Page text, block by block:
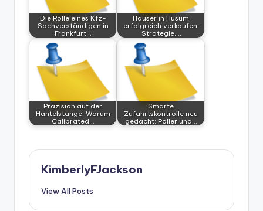
Die Rolle eines Kfz-
Sachverständigen in
Frankfurt…
Häuser in Husum
erfolgreich verkaufen:
Strategie,…
Präzision auf der
Hantelstange: Warum
Calibrated…
Smarte
Zufahrtskontrolle neu
gedacht: Poller und…
KimberlyFJackson
View All Posts